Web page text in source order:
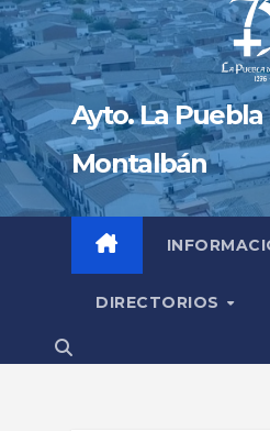
Ayto. La Puebla
Montalbán
DIRECTORIOS